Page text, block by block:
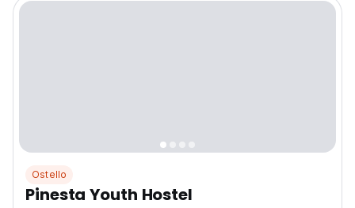
Ostello
Pinesta Youth Hostel